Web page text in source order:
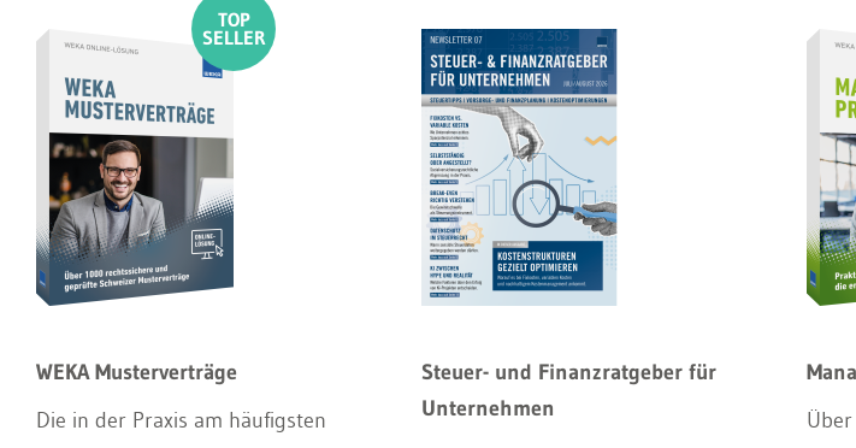
WEKA Musterverträge
Die in der Praxis am häufigsten
Steuer- und Finanzratgeber für
Unternehmen